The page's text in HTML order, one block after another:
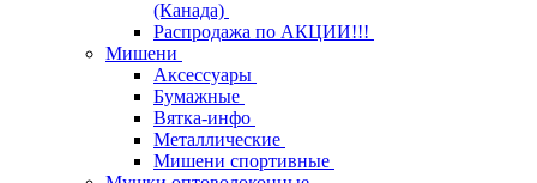
(Канада)
Распродажа по АКЦИИ!!!
Мишени
Аксессуары
Бумажные
Вятка-инфо
Металлические
Мишени спортивные